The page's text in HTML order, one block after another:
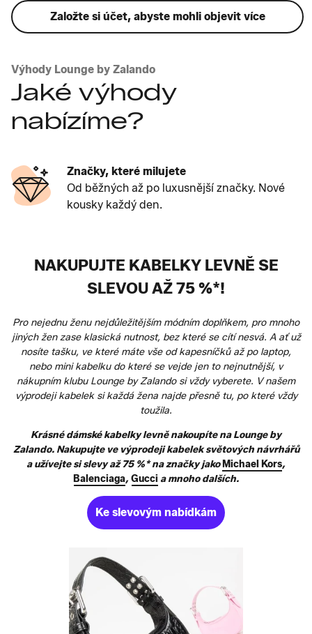
Založte si účet, abyste mohli objevit více
Výhody Lounge by Zalando
Jaké výhody
nabízíme?
Značky, které milujete
Od běžných až po luxusnější značky. Nové
kousky každý den.
NAKUPUJTE KABELKY LEVNĚ SE
SLEVOU AŽ 75 %*!
Pro nejednu ženu nejdůležitějším módním doplňkem, pro mnoho
jiných žen zase klasická nutnost, bez které se cítí nesvá. A ať už
nosíte tašku, ve které máte vše od kapesníčků až po laptop,
nebo mini kabelku do které se vejde jen to nejnutnější, v
nákupním klubu Lounge by Zalando si vždy vyberete. V našem
výprodeji kabelek si každá žena najde přesně tu, po které vždy
toužila.
Krásné dámské kabelky levně nakoupíte na Lounge by
Zalando. Nakupujte ve výprodeji kabelek světových návrhářů
a užívejte si slevy až 75 %* na značky jako Michael Kors,
Balenciaga,Gucci a mnoho dalších.
Ke slevovým nabídkám